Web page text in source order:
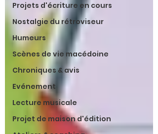
Projets d'écriture en cours
Nostalgie du rétroviseur
Humeurs
Scènes de vie macédoine
Chroniques & avis
Evénement
Lecture musicale
Projet de maison d'édition